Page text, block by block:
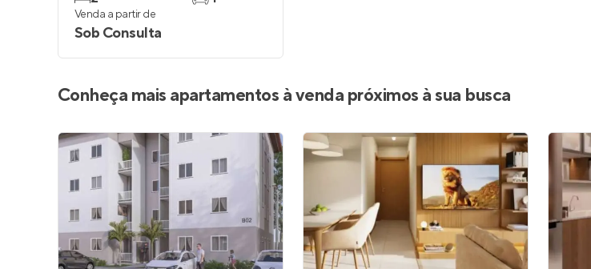
Venda a partir de
Sob Consulta
Conheça mais apartamentos à venda próximos à sua busca